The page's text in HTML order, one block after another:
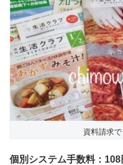
資料請求
個別システム手数料：108